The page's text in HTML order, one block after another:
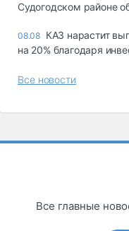
Судогодском районе
08.08 КАЗ нарастит
на 20% благодаря
Все новости
Все главные